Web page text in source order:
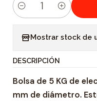
C
i
d
a
Mostrar stock de
DESCRIPCIÓN
Bolsa de 5 KG de
mm de diámetro.